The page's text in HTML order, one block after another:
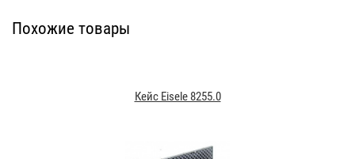
Похожие товары
Кейс Eisele 8255.0